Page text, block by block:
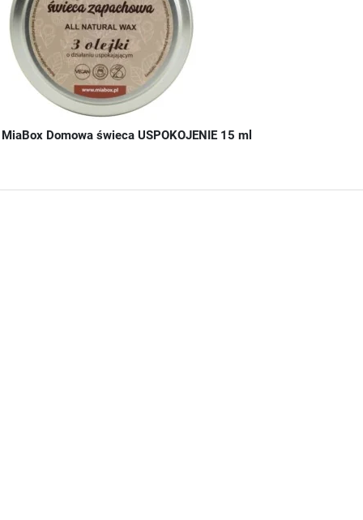
MiaBox Domowa świeca USPOKOJENIE 15 ml